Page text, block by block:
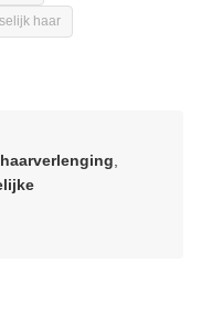
haar